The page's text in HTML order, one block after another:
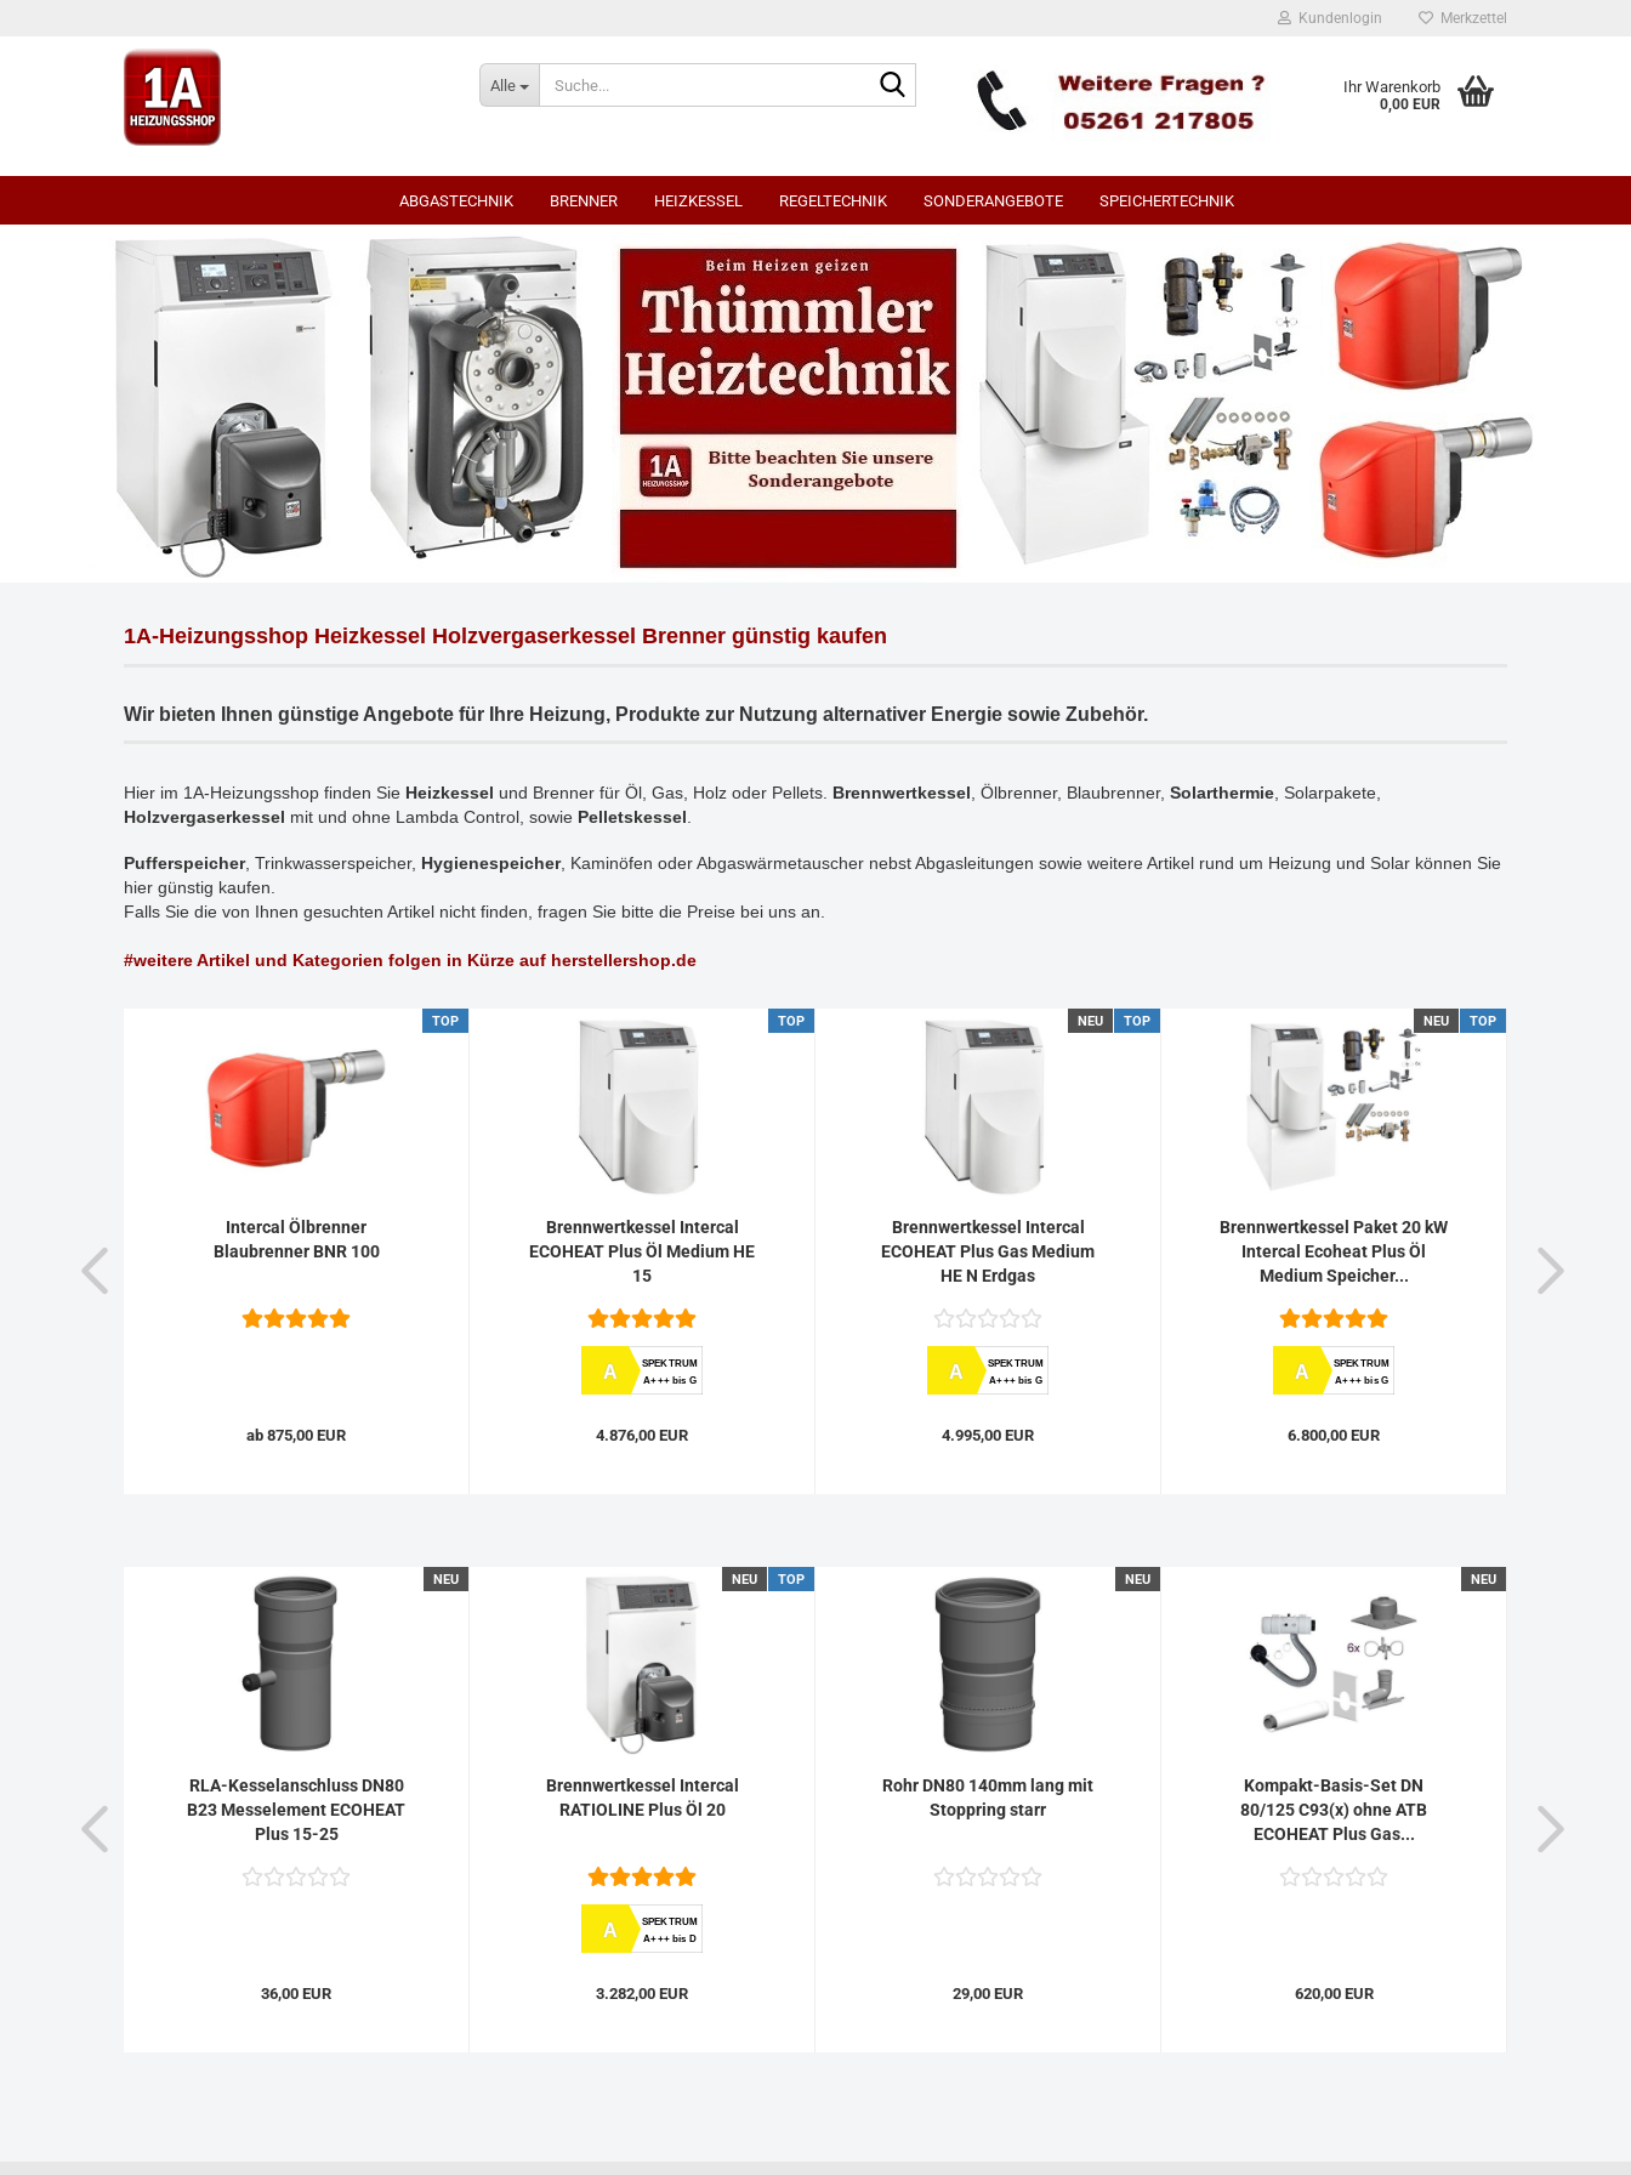
Kundenlogin Merkzettel
Alle
Ihr Warenkorb
0,00 EUR
ABGASTECHNIK
Für Öl-/Gas Brennwertkessel
BRENNER HEIZKESSEL REGELTECHNIK
EBV Heizungsregler
SONDERANGEBOTE SPEICHERTECHNIK
1A-Heizungsshop Heizkessel Holzvergaserkessel Brenner günstig kaufen
Wir bieten Ihnen günstige Angebote für Ihre Heizung, Produkte zur Nutzung alternativer Energie sowie Zubehör.
Hier im 1A-Heizungsshop finden Sie Heizkessel und Brenner für Öl, Gas, Holz oder Pellets. Brennwertkessel , Ölbrenner, Blaubrenner, Solarthermie , Solarpakete,
Holzvergaserkessel mit und ohne Lambda Control, sowie Pelletskessel
Pufferspeicher, Trinkwasserspeicher, Hygienespeicher, Kaminöfen oder Abgaswärmetauscher nebst Abgasleitungen sowie weitere Artikel rund um Heizung und Solar können Sie
hier günstig kaufen.
Falls Sie die von Ihnen gesuchten Artikel nicht finden, fragen Sie bitte die Preise bei uns an.
#weitere Artikel und Kategorien folgen in Kürze auf herstellershop.de
TOP
Intercal Ölbrenner
Blaubrenner BNR 100
ab 875,00 EUR
TOP
Brennwertkessel Intercal
ECOHEAT Plus Öl Medium HE
15
A
SPEKTRUM
A+++ bis G
4.876,00 EUR
NEU TOP
Brennwertkessel Intercal
ECOHEAT Plus Gas Medium
HE N Erdgas
A
SPEKTRUM
A+++ bis G
4.995,00 EUR
NEU TOP
Brennwertkessel Paket 20 kW
Intercal Ecoheat Plus Öl
Medium Speicher...
A
SPEKTRUM
A+++ bis G
6.800,00 EUR
NEU
RLA-Kesselanschluss DN80
B23 Messelement ECOHEAT
Plus 15-25
36,00 EUR
NEU TOP
Brennwertkessel Intercal
RATIOLINE Plus Öl 20
A
SPEKTRUM
A+++ bis D
3.282,00 EUR
NEU
Rohr DN80 140mm lang mit
Stoppring starr
29,00 EUR
NEU
Kompakt-Basis-Set DN
80/125 C93(x) ohne ATB
ECOHEAT Plus Gas...
620,00 EUR